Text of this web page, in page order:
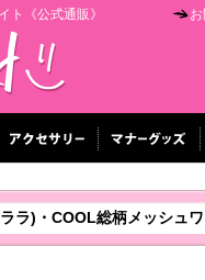
ト《公式通販》
)・COOL総柄メッシュ